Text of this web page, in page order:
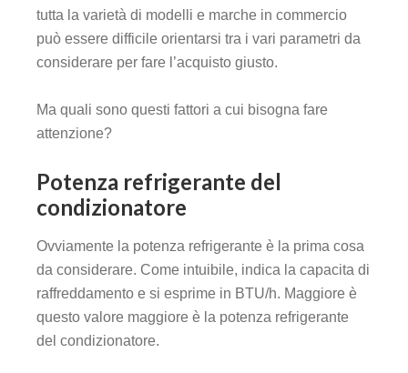
tutta la varietà di modelli e marche in commercio
può essere difficile orientarsi tra i vari parametri da
considerare per fare l’acquisto giusto.
Ma quali sono questi fattori a cui bisogna fare
attenzione?
Potenza refrigerante del
condizionatore
Ovviamente la potenza refrigerante è la prima cosa
da considerare. Come intuibile, indica la capacita di
raffreddamento e si esprime in BTU/h. Maggiore è
questo valore maggiore è la potenza refrigerante
del condizionatore.